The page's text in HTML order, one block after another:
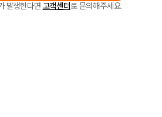
발생한다면 고객센터로 문의해주세요.